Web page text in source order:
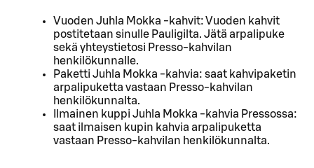
Vuoden Juhla Mokka -kahvit: Vuoden kahvit
postitetaan sinulle Pauligilta. Jätä arpalipuke
sekä yhteystietosi Presso-kahvilan
henkilökunnalle.
Paketti Juhla Mokka -kahvia: saat kahvipaketin
arpalipuketta vastaan Presso-kahvilan
henkilökunnalta.
Ilmainen kuppi Juhla Mokka -kahvia Pressossa:
saat ilmaisen kupin kahvia arpalipuketta
vastaan Presso-kahvilan henkilökunnalta.